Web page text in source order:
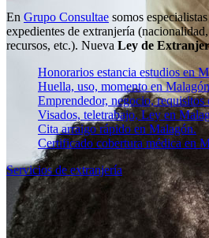
En Grupo Consultae somos
expedientes de extranjería
recursos, etc.). Nueva Ley de
Honorarios estancia estudios en
Huella, uso, momento en
Emprendedor, negocio, requisitos
Visados, teletrabajo, Ley en
Cita arraigo rápido en Malagón.
Certificado cobertura médica en
Servicios de extranjería